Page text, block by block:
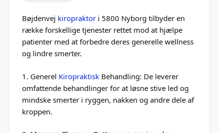
Bøjdenvej kiropraktor i 5800 Nyborg tilbyder en
række forskellige tjenester rettet mod at hjælpe
patienter med at forbedre deres generelle wellness
og lindre smerter.
1. Generel Kiropraktisk Behandling: De leverer
omfattende behandlinger for at løsne stive led og
mindske smerter i ryggen, nakken og andre dele af
kroppen.